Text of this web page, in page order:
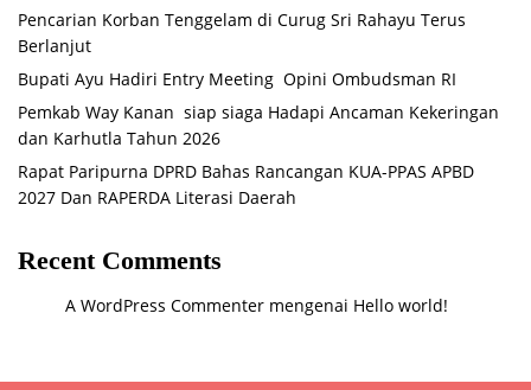
Pencarian Korban Tenggelam di Curug Sri Rahayu Terus
Berlanjut
Bupati Ayu Hadiri Entry Meeting Opini Ombudsman RI
Pemkab Way Kanan siap siaga Hadapi Ancaman Kekeringan
dan Karhutla Tahun 2026
Rapat Paripurna DPRD Bahas Rancangan KUA-PPAS APBD
2027 Dan RAPERDA Literasi Daerah
Recent Comments
A WordPress Commenter mengenai Hello world!